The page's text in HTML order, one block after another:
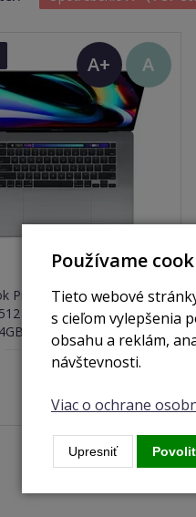
A+
(TOP
stav)
A
skladom
Pro 16"/ i7 - 2,6GHz /
SSD / Radeon Pro
/ space grey (2019)
Používame
Tieto webové
s cieľom vylepšenia
obsahu a reklám,
návštevnosti.
Viac o ochrane
Upresniť